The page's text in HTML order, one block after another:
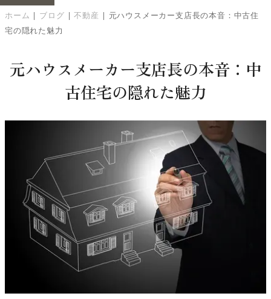
ホーム | ブログ | 不動産 | 元ハウスメーカー支店長の本音：中古住
宅の隠れた魅力
元ハウスメーカー支店長の本音：中
古住宅の隠れた魅力